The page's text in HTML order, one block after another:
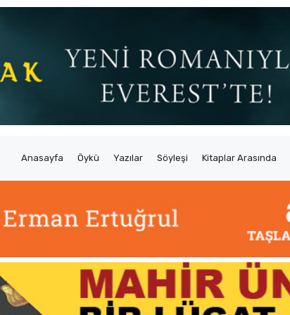
Anasayfa Öykü Yazılar Söyleşi Kitaplar Arasında